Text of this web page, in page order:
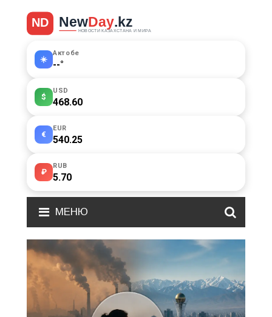
☀️
Актобе
--°
$
USD
468.60
€
EUR
540.25
₽
RUB
5.70
МЕНЮ